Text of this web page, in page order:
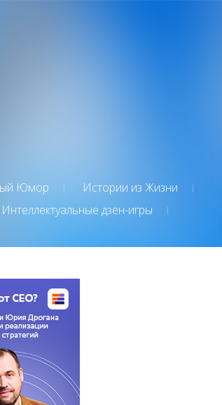
Юмор
Истории из Жизни
Интеллектуальные дзен-игры